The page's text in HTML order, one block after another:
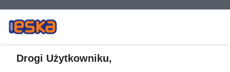
Drogi Użytkowniku,